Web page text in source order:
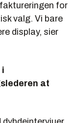
for
valg. Vi bare
display, sier
i
at